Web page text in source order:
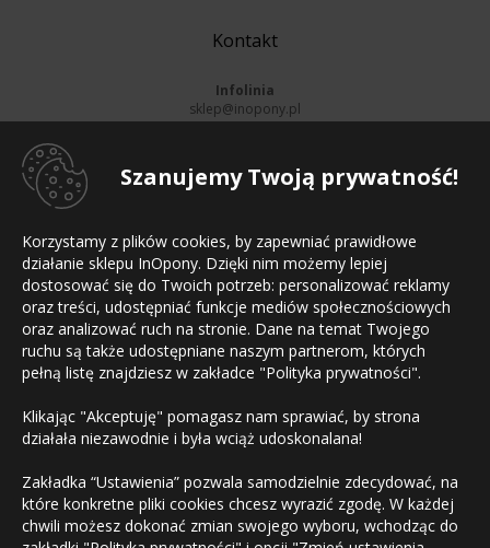
Szanujemy Twoją prywatność!
Korzystamy z plików cookies, by zapewniać prawidłowe
działanie sklepu InOpony. Dzięki nim możemy lepiej
dostosować się do Twoich potrzeb: personalizować reklamy
oraz treści, udostępniać funkcje mediów społecznościowych
oraz analizować ruch na stronie. Dane na temat Twojego
ruchu są także udostępniane naszym partnerom, których
pełną listę znajdziesz w zakładce "Polityka prywatności".
Klikając "Akceptuję" pomagasz nam sprawiać, by strona
działała niezawodnie i była wciąż udoskonalana!
Zakładka “Ustawienia” pozwala samodzielnie zdecydować, na
które konkretne pliki cookies chcesz wyrazić zgodę. W każdej
chwili możesz dokonać zmian swojego wyboru, wchodząc do
Kontakt
Infolinia
sklep@inopony.pl
52 561 99 90
Strona główna
Regulamin sklepu
Polityka prywatności
Mapa witryny
Kontakt
Płatności